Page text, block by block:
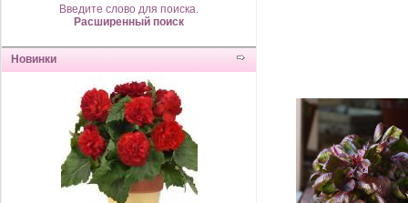
Введите слово для поиска.
Расширенный поиск
Новинки